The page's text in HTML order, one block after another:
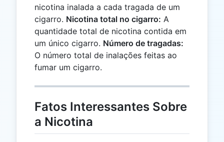
nicotina inalada a cada tragada de um
cigarro. Nicotina total no cigarro: A
quantidade total de nicotina contida em
um único cigarro. Número de tragadas:
O número total de inalações feitas ao
fumar um cigarro.
Fatos Interessantes Sobre
a Nicotina